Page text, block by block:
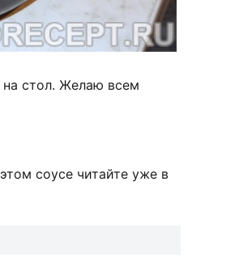
стол. Желаю всем
соусе читайте уже в